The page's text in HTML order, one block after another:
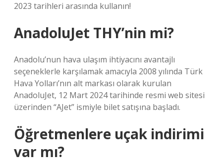
2023 tarihleri ​​arasında kullanın!
AnadoluJet THY’nin mi?
Anadolu’nun hava ulaşım ihtiyacını avantajlı
seçeneklerle karşılamak amacıyla 2008 yılında Türk
Hava Yolları’nın alt markası olarak kurulan
AnadoluJet, 12 Mart 2024 tarihinde resmi web sitesi
üzerinden “AJet” ismiyle bilet satışına başladı.
Öğretmenlere uçak indirimi
var mı?